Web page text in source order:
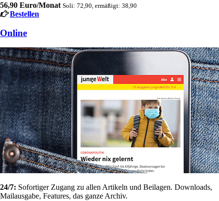
56,90 Euro/Monat Soli: 72,90, ermäßigt: 38,90
Bestellen
Online
24/7: Sofortiger Zugang zu allen Artikeln und Beilagen. Downloads,
Mailausgabe, Features, das ganze Archiv.